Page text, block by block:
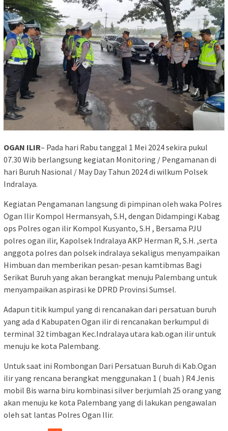
OGAN ILIR– Pada hari Rabu tanggal 1 Mei 2024 sekira pukul
07.30 Wib berlangsung kegiatan Monitoring / Pengamanan di
hari Buruh Nasional / May Day Tahun 2024 di wilkum Polsek
Indralaya.
Kegiatan Pengamanan langsung di pimpinan oleh waka Polres
Ogan Ilir Kompol Hermansyah, S.H, dengan Didampingi Kabag
ops Polres ogan ilir Kompol Kusyanto, S.H , Bersama PJU
polres ogan ilir, Kapolsek Indralaya AKP Herman R, S.H. ,serta
anggota polres dan polsek indralaya sekaligus menyampaikan
Himbuan dan memberikan pesan-pesan kamtibmas Bagi
Serikat Buruh yang akan berangkat menuju Palembang untuk
menyampaikan aspirasi ke DPRD Provinsi Sumsel.
Adapun titik kumpul yang di rencanakan dari persatuan buruh
yang ada d Kabupaten Ogan ilir di rencanakan berkumpul di
terminal 32 timbagan Kec.Indralaya utara kab.ogan ilir untuk
menuju ke kota Palembang.
Untuk saat ini Rombongan Dari Persatuan Buruh di Kab.Ogan
ilir yang rencana berangkat menggunakan 1 ( buah ) R4 Jenis
mobil Bis warna biru kombinasi silver berjumlah 25 orang yang
akan menuju ke kota Palembang yang di lakukan pengawalan
oleh sat lantas Polres Ogan Ilir.